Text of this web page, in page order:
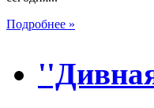
Подробнее »